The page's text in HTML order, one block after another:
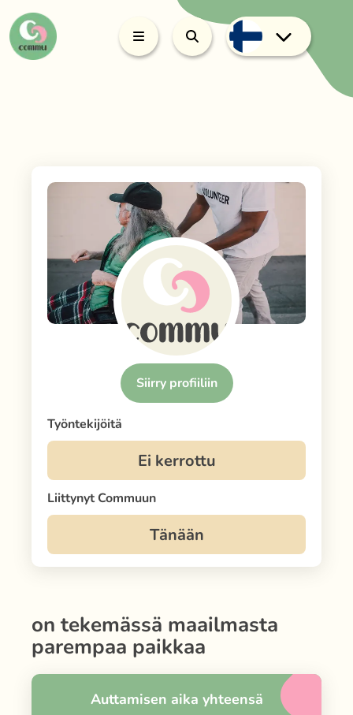
Siirry profiiliin
Työntekijöitä
Liittynyt Commuun
on tekemässä maailmasta
parempaa paikkaa
Auttamisen aika yhteensä